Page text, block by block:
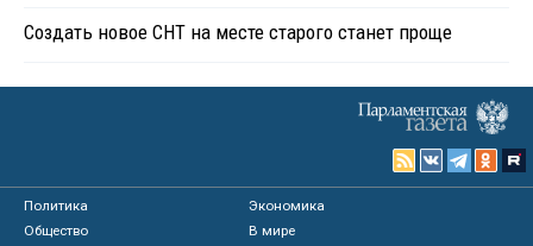
Создать новое СНТ на месте старого станет проще
Политика
Экономика
Общество
В мире